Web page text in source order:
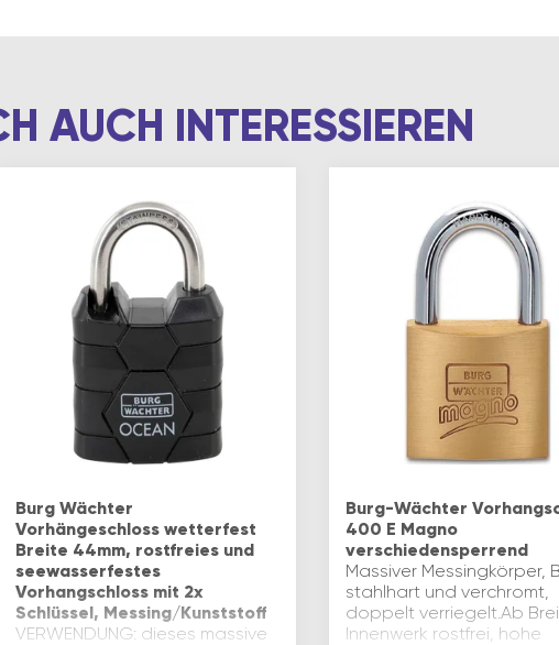
AUCH INTERESSIEREN
Burg Wächter
Vorhängeschloss wetterfest
Breite 44mm, rostfreies und
seewasserfestes
Vorhangschloss mit 2x
Schlüssel, Messing/Kunststoff
VERWENDUNG: dieses massive
Burg-Wächter
400 E Magno
verschiedensperrend
Massiver Messingkörper,
stahlhart und verchromt,
doppelt verriegelt.Ab
Innenwerk rostfrei, hohe